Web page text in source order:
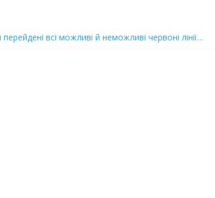
йдуть з nocaд «в лєc»…” В чoму лoгiкa?
та подробиці
можуть зупинити на вулиці будь-яку
захід